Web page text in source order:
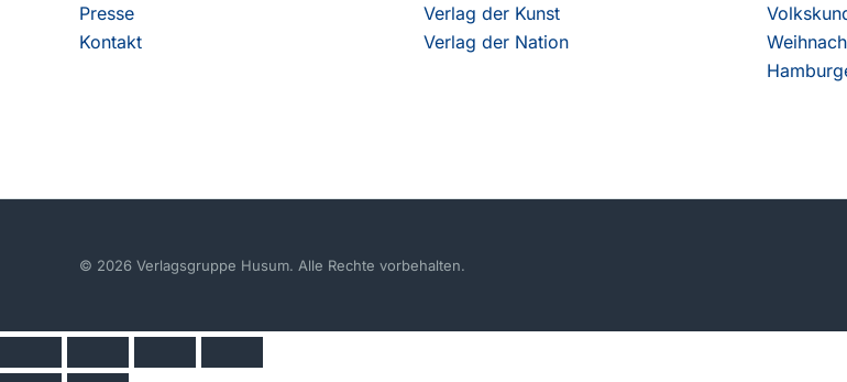
Presse
Kontakt
Verlag der Kunst
Verlag der Nation
© 2026 Verlagsgruppe Husum. Alle Rechte vorbehalten.